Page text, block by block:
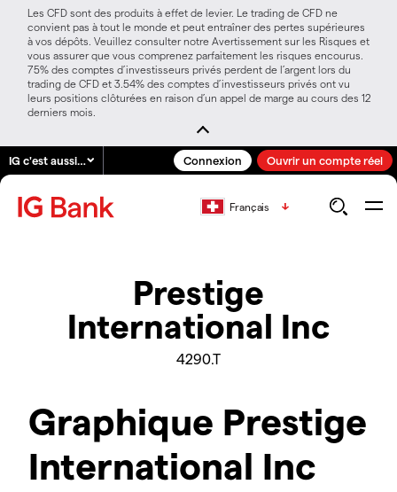
Les CFD sont des produits à effet de levier. Le trading de CFD ne
convient pas à tout le monde et peut entraîner des pertes supérieures
à vos dépôts. Veuillez consulter notre Avertissement sur les Risques et
vous assurer que vous comprenez parfaitement les risques encourus.
75% des comptes d’investisseurs privés perdent de l’argent lors du
trading de CFD et 3.54% des comptes d’investisseurs privés ont vu
leurs positions clôturées en raison d’un appel de marge au cours des 12
derniers mois.
IG c'est aussi… Connexion Ouvrir un compte réel
Français
Prestige
International Inc
4290.T
Graphique Prestige
International Inc